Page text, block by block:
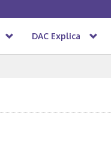
DAC Explica